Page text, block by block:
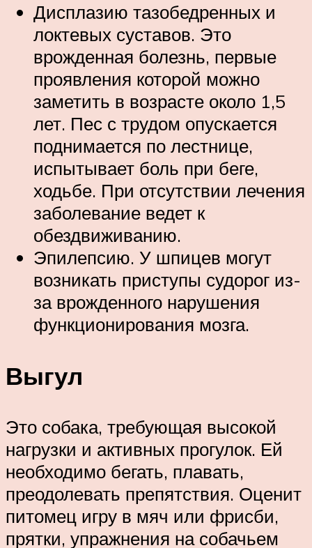
Дисплазию тазобедренных и
локтевых суставов. Это
врожденная болезнь, первые
проявления которой можно
заметить в возрасте около 1,5
лет. Пес с трудом опускается
поднимается по лестнице,
испытывает боль при беге,
ходьбе. При отсутствии лечения
заболевание ведет к
обездвиживанию.
Эпилепсию. У шпицев могут
возникать приступы судорог из-
за врожденного нарушения
функционирования мозга.
Выгул
Это собака, требующая высокой
нагрузки и активных прогулок. Ей
необходимо бегать, плавать,
преодолевать препятствия. Оценит
питомец игру в мяч или фрисби,
прятки, упражнения на собачьем